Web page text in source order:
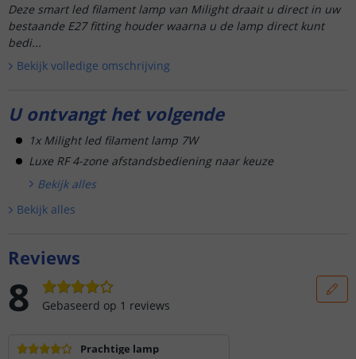
Deze smart led filament lamp van Milight draait u direct in uw
bestaande E27 fitting houder waarna u de lamp direct kunt
bedi...
Bekijk volledige omschrijving
U ontvangt het volgende
1x Milight led filament lamp 7W
Luxe RF 4-zone afstandsbediening naar keuze
Bekijk alles
Bekijk alles
Reviews
8 Gebaseerd op 1 reviews
Prachtige lamp